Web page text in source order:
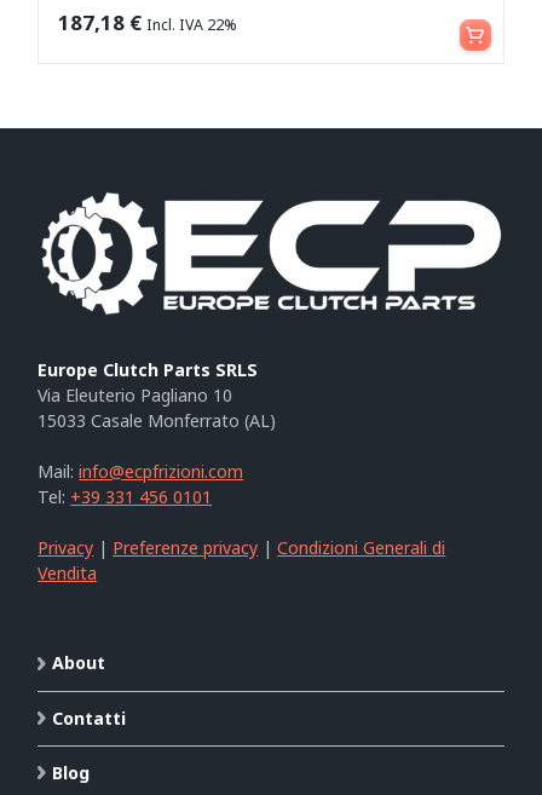
187,18 € Incl. IVA 22% Leggi tutto
Europe Clutch Parts SRLS
Via Eleuterio Pagliano 10
15033 Casale Monferrato (AL)
Mail:info@ecpfrizioni.com
Tel: +39 331 456 0101
Privacy | Preferenze privacy |Condizioni Generali di
Vendita
About
Contatti
Blog